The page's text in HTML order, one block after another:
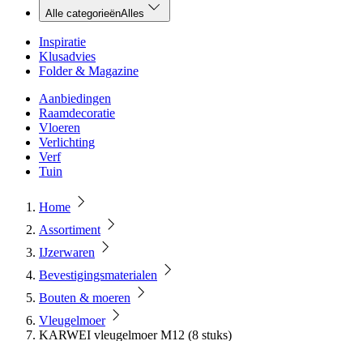
Alle categorieënAlles
Inspiratie
Klusadvies
Folder & Magazine
Aanbiedingen
Raamdecoratie
Vloeren
Verlichting
Verf
Tuin
Home
Assortiment
IJzerwaren
Bevestigingsmaterialen
Bouten & moeren
Vleugelmoer
KARWEI vleugelmoer M12 (8 stuks)